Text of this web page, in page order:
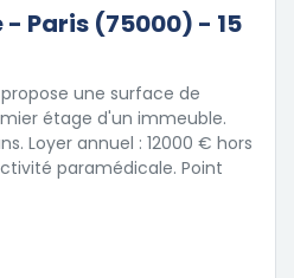
Paris (75000) - 15
propose une surface de
étage d'un immeuble.
Loyer annuel : 12000 € hors
paramédicale. Point